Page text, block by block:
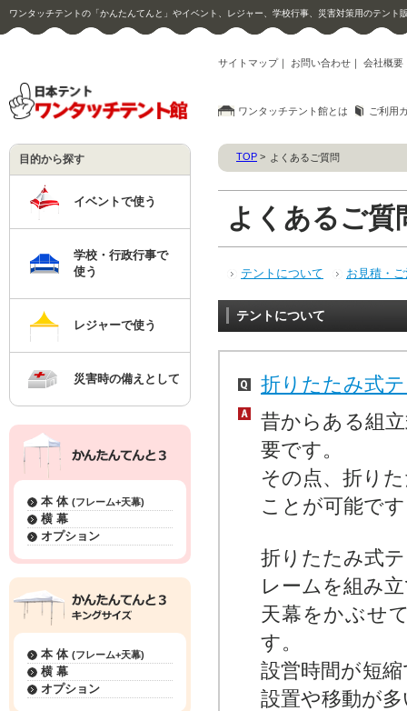
ワンタッチテントの「かんたんてんと」やイベント、レジャー、学校行事、災害対策用のテント
サイトマップ｜ お問い合わせ ｜ 会社概要
ワンタッチテント館とは ご利用
目的から探す
イベントで使う
学校・行政行事で
使う
レジャーで使う
災害時の備えとして
本 体 (フレーム+天幕)
横 幕
オプション
本 体 (フレーム+天幕)
横 幕
オプション
TOP > よくあるご質問
よくあるご質
テントについて お見積・
テントについて
折りたたみ式
昔からある組
要です。
その点、折り
ことが可能で
折りたたみ式
レームを組み
天幕をかぶせ
す。
設営時間が短
設置や移動が